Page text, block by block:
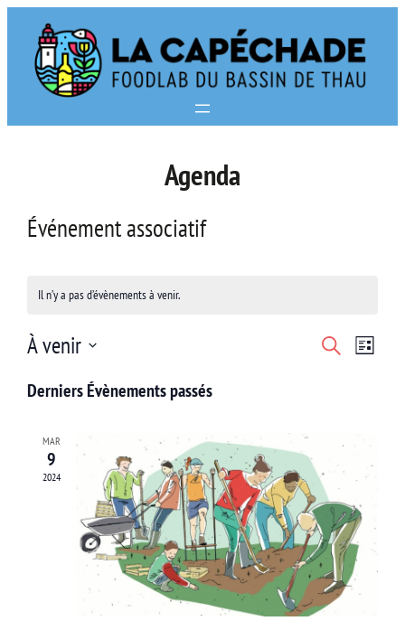
contenu
Agenda
Événement associatif
Il n’y a pas d’évènements à venir.
de
vues
Recherche
Liste
À venir
une
Derniers Évènements passés
MAR
9
2024